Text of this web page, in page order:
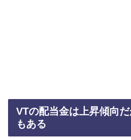
VTの配当金は上昇傾向
もある